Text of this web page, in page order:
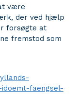
være
der ved hjælp
forsøgte at
fremstod som
faengsel-